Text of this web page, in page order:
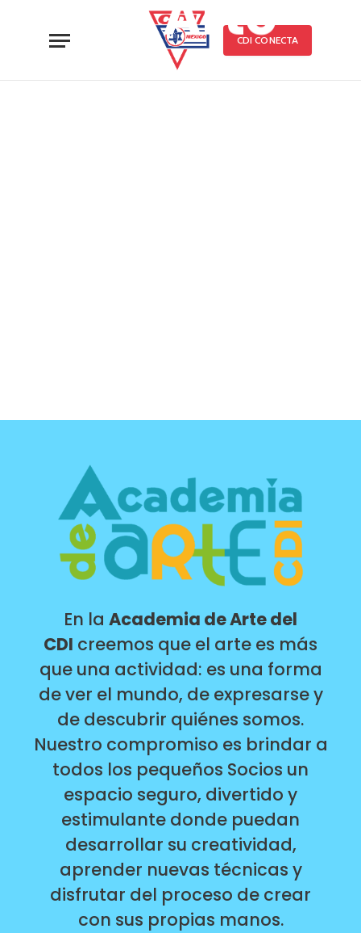
CDI CONECTA
de Arte
En la Academia de Arte del
CDI creemos que el arte es más
que una actividad: es una forma
de ver el mundo, de expresarse y
de descubrir quiénes somos.
Nuestro compromiso es brindar a
todos los pequeños Socios un
espacio seguro, divertido y
estimulante donde puedan
desarrollar su creatividad,
aprender nuevas técnicas y
disfrutar del proceso de crear
con sus propias manos.